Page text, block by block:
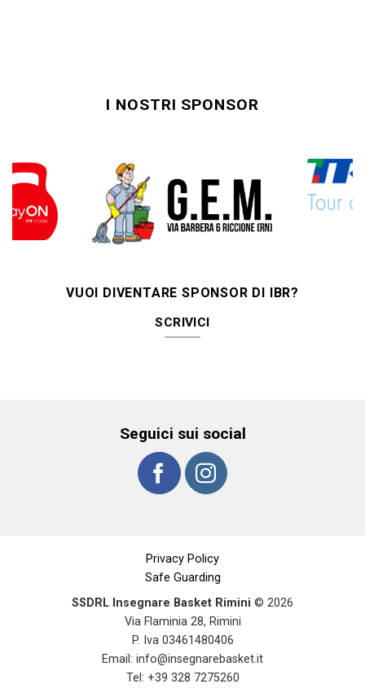
I NOSTRI SPONSOR
VUOI DIVENTARE SPONSOR DI IBR?
SCRIVICI
Seguici sui social
Privacy Policy
Safe Guarding
SSDRL Insegnare Basket Rimini © 2026
Via Flaminia 28, Rimini
P. Iva 03461480406
Email: info@insegnarebasket.it
Tel: +39 328 7275260